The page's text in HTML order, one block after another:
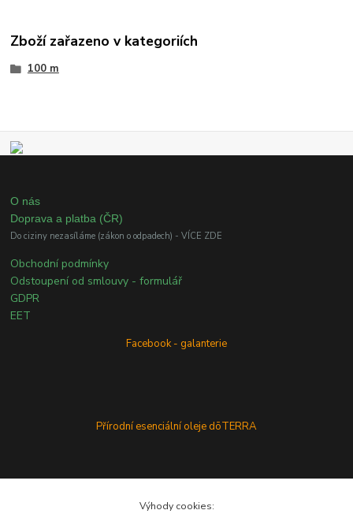
Zboží zařazeno v kategoriích
100 m
O nás
Doprava a platba (ČR)
Do ciziny nezasíláme (zákon o odpadech) - VÍCE ZDE
Obchodní podmínky
Odstoupení od smlouvy - formulář
GDPR
EET
Facebook - galanterie
Přírodní esenciální oleje dōTERRA
Výhody cookies: